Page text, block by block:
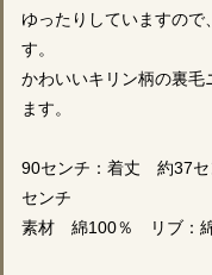
ゆったりしていますので
す。
かわいいキリン柄の裏
ます。
90センチ：着丈 約37
センチ
素材 綿100％ リブ：綿